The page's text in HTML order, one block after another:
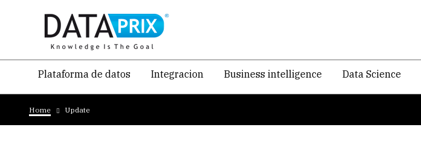
content
Navegacion
temática
principal
Plataforma de datos Integracion Business intelligence Data Science
Breadcrumb
Home Update